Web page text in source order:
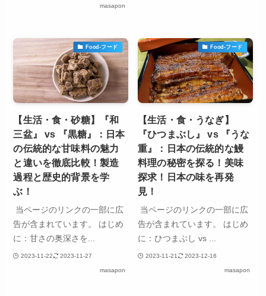
masapon
Food-フード
【生活・食・砂糖】『和
三盆』 vs 『黒糖』：日本
の伝統的な甘味料の魅力
と違いを徹底比較！製造
過程と歴史的背景を学
ぶ！
当ページのリンクの一部に広
告が含まれています。 はじめ
に：甘さの奥深さを...
2023-11-22 2023-11-27
masapon
Food-フード
【生活・食・うなぎ】
『ひつまぶし』 vs 『うな
重』：日本の伝統的な鰻
料理の秘密を探る！美味
探求！日本の味を再発
見！
当ページのリンクの一部に広
告が含まれています。 はじめ
に：ひつまぶし vs ...
2023-11-21 2023-12-16
masapon